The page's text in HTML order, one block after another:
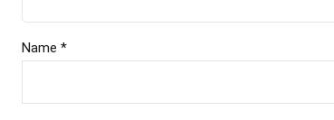
Name *